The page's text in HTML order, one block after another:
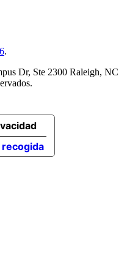
.
Dr, Ste 2300 Raleigh, NC
recogida